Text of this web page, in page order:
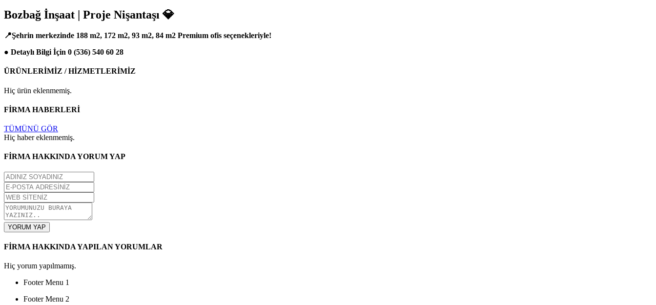
Bozbağ İnşaat | Proje Nişantaşı 💎
📍Şehrin merkezinde 188 m2, 172 m2, 93 m2, 84 m2 Premium ofis seçenekleriyle!
● Detaylı Bilgi İçin 0 (536) 540 60 28
ÜRÜNLERİMİZ / HİZMETLERİMİZ
Hiç ürün eklenmemiş.
FİRMA HABERLERİ
TÜMÜNÜ GÖR
Hiç haber eklenmemiş.
FİRMA HAKKINDA YORUM YAP
YORUM YAP
FİRMA HAKKINDA YAPILAN YORUMLAR
Hiç yorum yapılmamış.
Footer Menu 1
Footer Menu 2